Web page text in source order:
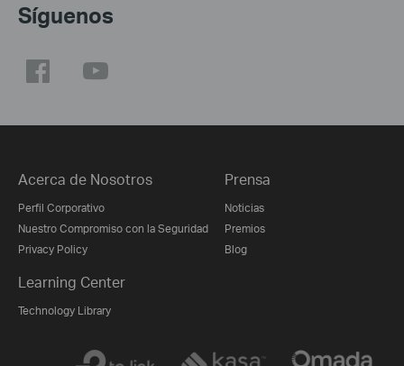
Síguenos
Acerca de Nosotros
Perfil Corporativo
Nuestro Compromiso con la Seguridad
Privacy Policy
Prensa
Noticias
Premios
Blog
Learning Center
Technology Library